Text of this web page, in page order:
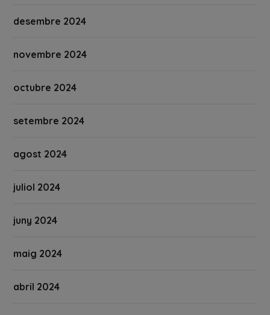
desembre 2024
novembre 2024
octubre 2024
setembre 2024
agost 2024
juliol 2024
juny 2024
maig 2024
abril 2024